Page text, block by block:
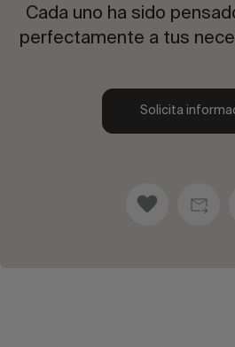
Cada uno ha sido
perfectamente a tus
Solicita